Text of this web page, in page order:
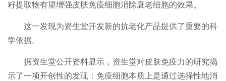
籽提取物有望增强皮肤免疫细胞消除衰老细胞的效果。
这一发现为资生堂开发新的抗老化产品提供了重要的科
学依据。
据资生堂公开资料显示，资生堂对皮肤免疫力的研究揭
示了一项开创性的发现：免疫细胞本质上是通过选择性地消